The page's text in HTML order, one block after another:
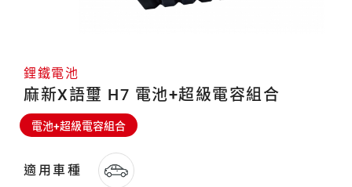
鋰鐵電池
麻新X語璽 H7 電池+超級電容組合
電池+超級電容組合
適用車種